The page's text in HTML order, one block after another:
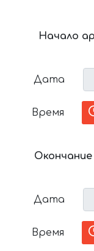
Начало
Дата
Время
Дата
Время